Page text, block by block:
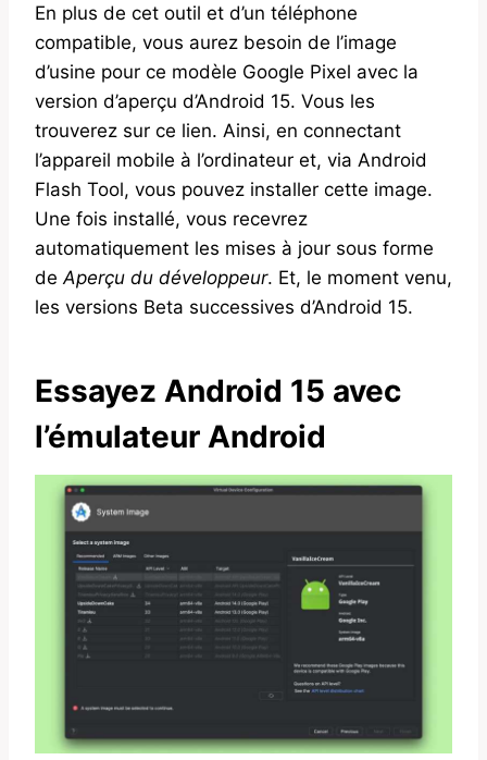
En plus de cet outil et d’un téléphone
compatible, vous aurez besoin de l’image
d’usine pour ce modèle Google Pixel avec la
version d’aperçu d’Android 15. Vous les
trouverez sur ce lien. Ainsi, en connectant
l’appareil mobile à l’ordinateur et, via Android
Flash Tool, vous pouvez installer cette image.
Une fois installé, vous recevrez
automatiquement les mises à jour sous forme
de Aperçu du développeur. Et, le moment venu,
les versions Beta successives d’Android 15.
Essayez Android 15 avec
l’émulateur Android